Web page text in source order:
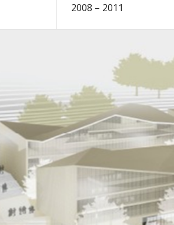
2008 – 2011